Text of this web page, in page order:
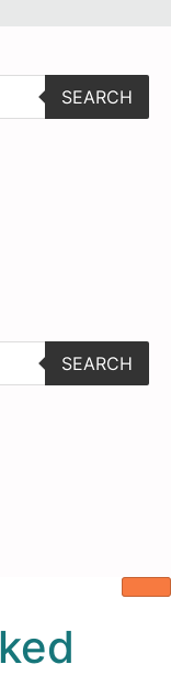
SEARCH
SEARCH